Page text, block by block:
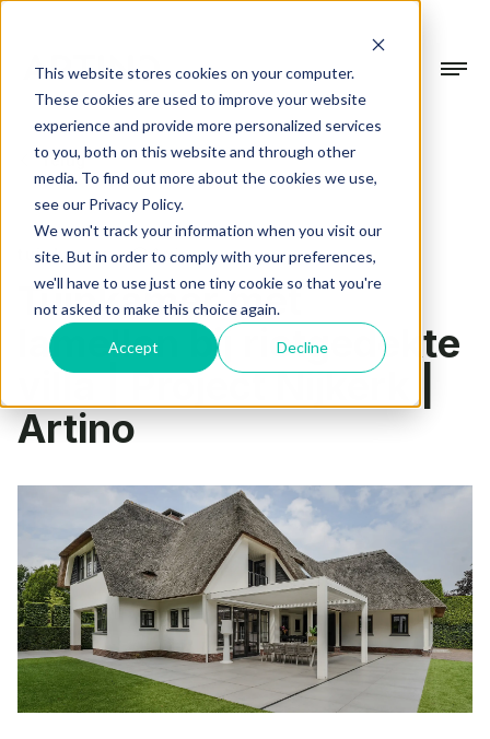
This website stores cookies on your computer.
These cookies are used to improve your website
experience and provide more personalized services
to you, both on this website and through other
media. To find out more about the cookies we use,
see our Privacy Policy.
We won't track your information when you visit our
site. But in order to comply with your preferences,
we'll have to use just one tiny cookie so that you're
not asked to make this choice again.
Accept Decline
Collectie
Gevelsystemen
Beschermen & verfraaien
Terrasoverkappingen
In alle seizoenen buiten genieten
Tuinkamers
Verdiep je leefruimte
Projecten
Over Artino
Over ons
Werkwijze
FAQ
Veelgestelde vragen
Werken bij
Onze vacatures
Contact
Contact
Wat kunnen we voor je doen?
Afspraak maken
Advies op maat
Plan een adviesgesprek
Terug
tuinkamer 1 min
Tuinkamer met
lamellen bij rietgedekte
villa | Project Nijkerk |
Artino